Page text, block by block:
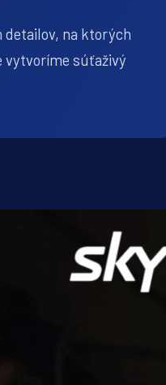
detailov, na ktorých
vytvoríme súťaživý